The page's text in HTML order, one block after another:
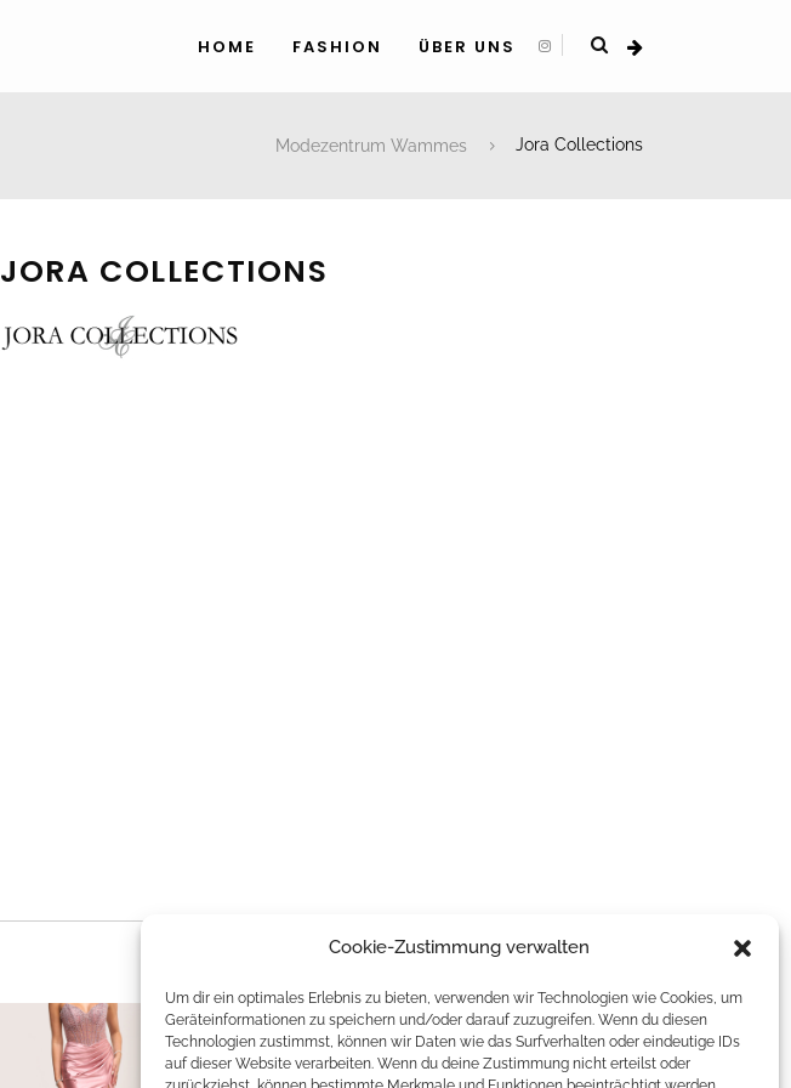
Cookie-Zustimmung verwalten
Um dir ein optimales Erlebnis zu bieten, verwenden wir Technologien wie Cookies, um
Geräteinformationen zu speichern und/oder darauf zuzugreifen. Wenn du diesen
Technologien zustimmst, können wir Daten wie das Surfverhalten oder eindeutige IDs
auf dieser Website verarbeiten. Wenn du deine Zustimmung nicht erteilst oder
HOME FASHION ÜBER UNS
Modezentrum Wammes Jora Collections
JORA COLLECTIONS